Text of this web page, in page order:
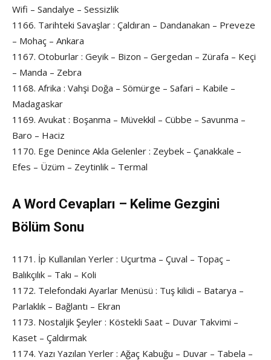
Wifi – Sandalye – Sessizlik
1166. Tarihteki Savaşlar : Çaldıran – Dandanakan – Preveze
– Mohaç – Ankara
1167. Otoburlar : Geyik – Bizon – Gergedan – Zürafa – Keçi
– Manda – Zebra
1168. Afrika : Vahşi Doğa – Sömürge – Safari – Kabile –
Madagaskar
1169. Avukat : Boşanma – Müvekkil – Cübbe – Savunma –
Baro – Haciz
1170. Ege Denince Akla Gelenler : Zeybek – Çanakkale –
Efes – Üzüm – Zeytinlik – Termal
A Word Cevapları – Kelime Gezgini
Bölüm Sonu
1171. İp Kullanılan Yerler : Uçurtma – Çuval – Topaç –
Balıkçılık – Takı – Koli
1172. Telefondaki Ayarlar Menüsü : Tuş kilidi – Batarya –
Parlaklık – Bağlantı – Ekran
1173. Nostaljik Şeyler : Köstekli Saat – Duvar Takvimi –
Kaset – Çaldırmak
1174. Yazı Yazılan Yerler : Ağaç Kabuğu – Duvar – Tabela –